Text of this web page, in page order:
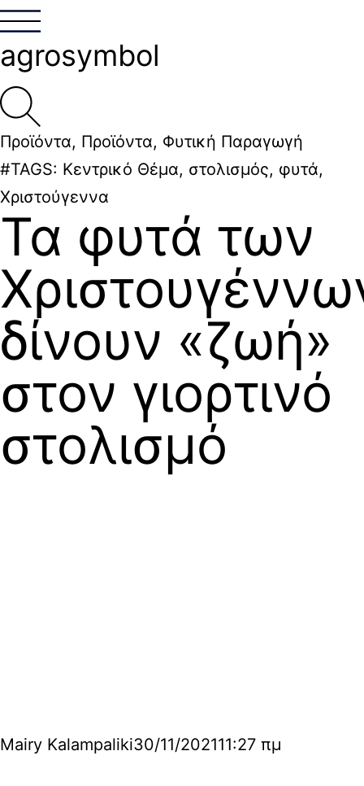
agrosymbol
Προϊόντα, Προϊόντα, Φυτική Παραγωγή
#TAGS: Κεντρικό Θέμα, στολισμός, φυτά,
Χριστούγεννα
Τα φυτά των
δίνουν «ζωή»
στον γιορτινό
στολισμό
Mairy Kalampaliki30/11/202111:27 πμ